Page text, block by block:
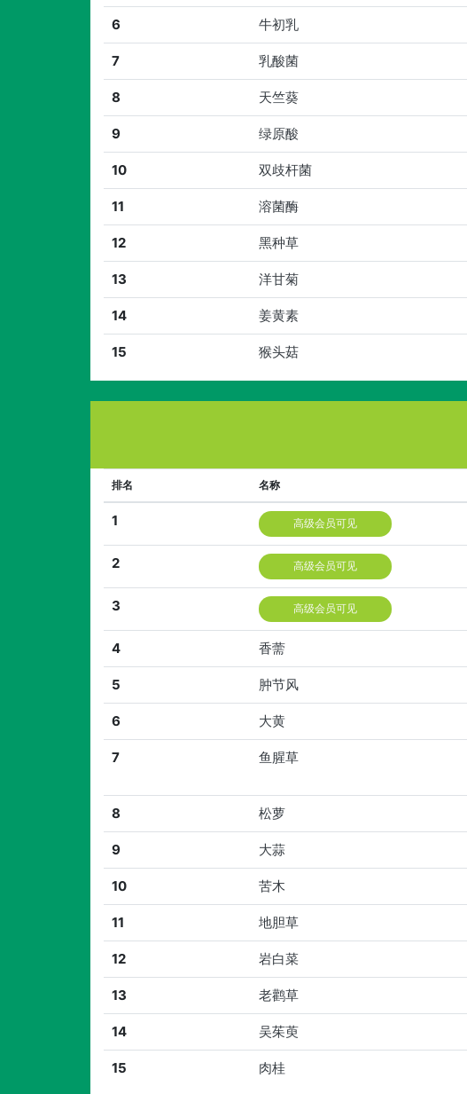
6 牛初乳
7 乳酸菌
8 天竺葵
9 绿原酸
10 双歧杆菌
11 溶菌酶
12 黑种草
13 洋甘菊
14 姜黄素
15 猴头菇
排名 名称
1 高级会员可见
2 高级会员可见
3 高级会员可见
4 香薷
5 肿节风
6 大黄
7 鱼腥草
8 松萝
9 大蒜
10 苦木
11 地胆草
12 岩白菜
13 老鹳草
14 吴茱萸
15 肉桂